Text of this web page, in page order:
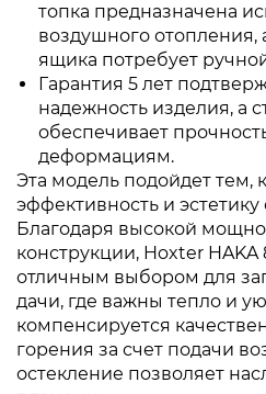
топка предназначена
воздушного отопления,
ящика потребует
Гарантия 5 лет
надежность изделия, а
обеспечивает
деформациям.
Эта модель подойдет тем,
эффективность и эстетику
Благодаря высокой
конструкции, Hoxter HAKA
отличным выбором для
дачи, где важны тепло и
компенсируется
горения за счет подачи
остекление позволяет